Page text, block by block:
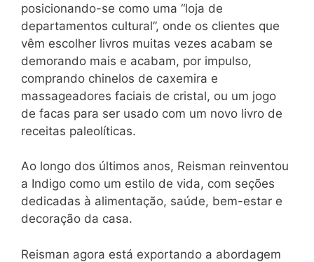
posicionando-se como uma “loja de
departamentos cultural”, onde os clientes que
vêm escolher livros muitas vezes acabam se
demorando mais e acabam, por impulso,
comprando chinelos de caxemira e
massageadores faciais de cristal, ou um jogo
de facas para ser usado com um novo livro de
receitas paleolíticas.
Ao longo dos últimos anos, Reisman reinventou
a Indigo como um estilo de vida, com seções
dedicadas à alimentação, saúde, bem-estar e
decoração da casa.
Reisman agora está exportando a abordagem